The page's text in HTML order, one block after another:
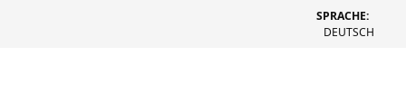
SPRACHE:
DEUTSCH